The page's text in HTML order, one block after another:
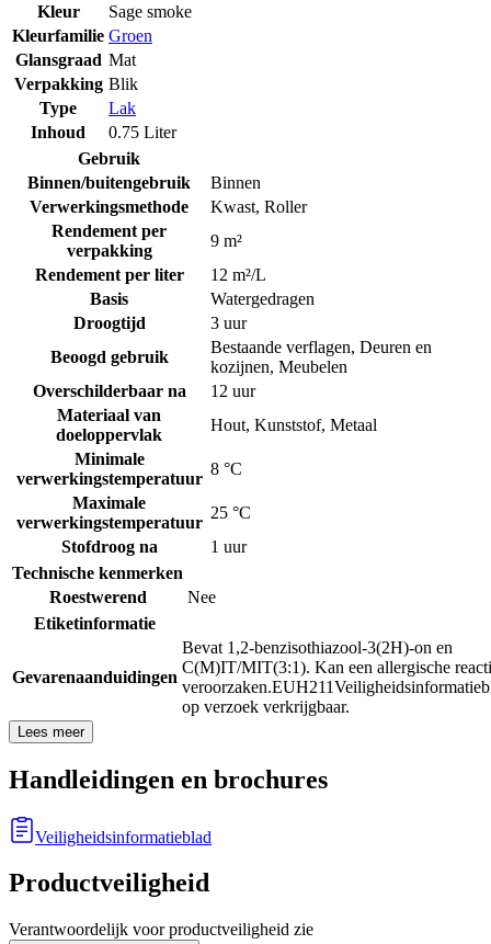
Kleur
Sage smoke
Kleurfamilie Groen
Glansgraad Mat
Verpakking Blik
Type
Lak
Inhoud
0.75 Liter
Gebruik
Binnen/buitengebruik
Binnen
Verwerkingsmethode
Kwast, Roller
Rendement per
verpakking
9 m²
Rendement per liter
12 m²/L
Basis
Watergedragen
Droogtijd
3 uur
Beoogd gebruik
Bestaande verflagen, Deuren en
kozijnen, Meubelen
Overschilderbaar na
12 uur
Materiaal van
doeloppervlak
Hout, Kunststof, Metaal
Minimale
verwerkingstemperatuur
8 °C
Maximale
verwerkingstemperatuur
25 °C
Stofdroog na
1 uur
Technische kenmerken
Roestwerend
Nee
Etiketinformatie
Gevarenaanduidingen
Bevat 1,2-benzisothiazool-3(2H)-on en
C(M)IT/MIT(3:1). Kan een allergische
veroorzaken.EUH211
op verzoek verkrijgbaar.
Lees meer
Handleidingen en brochures
Veiligheidsinformatieblad
Productveiligheid
Verantwoordelijk voor productveiligheid zie